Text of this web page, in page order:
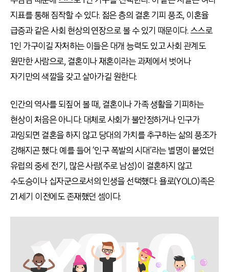
지표를 통해 짐작할 수 있다. 젊은 층의 결혼 기피 풍조, 이혼율
급증과 같은 사회 현상의 연장으로 볼 수 있기 때문이다. 스스로
1인 가구이길 자처하는 이들은 대개 능력도 있고 사회 관계도
원만한 사람으로, 결혼이나 재혼이라는 과제에서 벗어나
자기만의 색깔을 갖고 살아가길 원한다.
인간의 역사를 되짚어 볼 때, 결혼이나 가족 생활을 기피하는
현상이 처음은 아니다. 대체로 사회가 불안정하거나 인구가
과잉되면 결혼을 하지 않고 당대의 가치를 추구하는 삶의 풍조가
강해지곤 했다. 예를 들어 ‘인구 폭발의 시대’라는 별명이 붙었던
유럽의 중세 전기, 많은 사람(주로 남성)이 결혼하지 않고
수도승이나 십자군으로서의 인생을 선택했다. 욜로(YOLO)족은
21세기 이전에도 존재했던 셈이다.